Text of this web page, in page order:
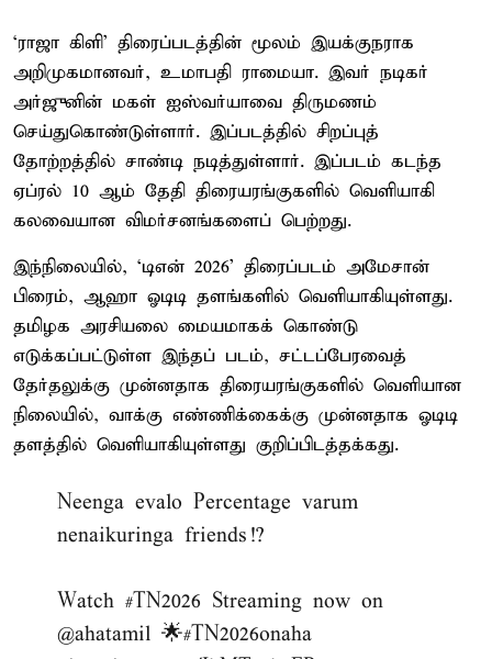
‘ராஜா கிளி’ திரைப்படத்தின் மூலம் இயக்குநராக
அறிமுகமானவர், உமாபதி ராமையா. இவர் நடிகர்
அர்ஜுனின் மகள் ஐஸ்வர்யாவை திருமணம்
செய்துகொண்டுள்ளார். இப்படத்தில் சிறப்புத்
தோற்றத்தில் சாண்டி நடித்துள்ளார். இப்படம் கடந்த
ஏப்ரல் 10 ஆம் தேதி திரையரங்குகளில் வெளியாகி
கலவையான விமர்சனங்களைப் பெற்றது.
இந்நிலையில், ‘டிஎன் 2026’ திரைப்படம் அமேசான்
பிரைம், ஆஹா ஓடிடி தளங்களில் வெளியாகியுள்ளது.
தமிழக அரசியலை மையமாகக் கொண்டு
எடுக்கப்பட்டுள்ள இந்தப் படம், சட்டப்பேரவைத்
தேர்தலுக்கு முன்னதாக திரையரங்குகளில் வெளியான
நிலையில், வாக்கு எண்ணிக்கைக்கு முன்னதாக ஓடிடி
தளத்தில் வெளியாகியுள்ளது குறிப்பிடத்தக்கது.
Neenga evalo Percentage varum
nenaikuringa friends!?
Watch #TN2026 Streaming now on
@ahatamil 🌟#TN2026onaha